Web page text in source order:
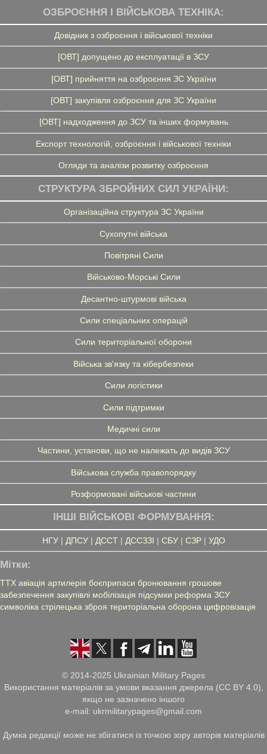
ОЗБРОЄННЯ І ВІЙСЬКОВА ТЕХНІКА:
Довідник з озброєння і військової техніки
[ОВТ] допущено до експлуатації в ЗСУ
[ОВТ] прийняття на озброєння ЗС України
[ОВТ] закупівля озброєння для ЗС України
[ОВТ] надходження до ЗСУ та інших формувань
Експорт технологій, озброєння і військової техніки
Огляди та аналізи розвитку озброєння
СТРУКТУРА ЗБРОЙНИХ СИЛ УКРАЇНИ:
Організаційна структура ЗС України
Сухопутні війська
Повітряні Сили
Військово-Морські Сили
Десантно-штурмові війська
Сили спеціальних операцій
Сили територіальної оборони
Війська зв'язку та кібербезпеки
Сили логістики
Сили підтримки
Медичні сили
Частини, установи, що не належать до видів ЗСУ
Військова служба правопорядку
Розформовані військові частини
ІНШІ ВІЙСЬКОВІ ФОРМУВАННЯ:
НГУ| ДПСУ| ДССТ| ДССЗЗІ | СБУ| СЗР| УДО
Мітки:
ТТХ авіація артилерія боєприпаси бронювання грошове
забезпечення закупівлі мобілізація підсумки реформа ЗСУ
символіка стрілецька зброя територіальна оборона цифровізація
© 2014-2025 Ukrainian Military Pages
Використання матеріалів за умови вказання джерела (CC BY 4.0),
якщо не зазначено іншого
e-mail: ukrmilitarypages@gmail.com
Думка редакції може не збігатися із точкою зору авторів матеріалів